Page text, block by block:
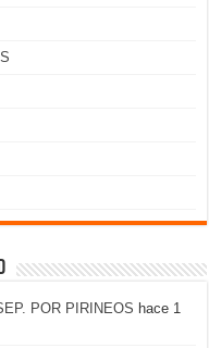
POR PIRINEOS hace 1